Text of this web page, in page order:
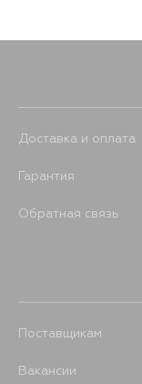
Доставка и оплата
Гарантия
Обратная связь
Поставщикам
Вакансии